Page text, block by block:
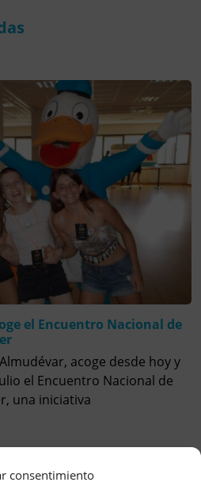
consentimiento
el Encuentro Nacional de
acoge desde hoy y
el Encuentro Nacional de
una iniciativa